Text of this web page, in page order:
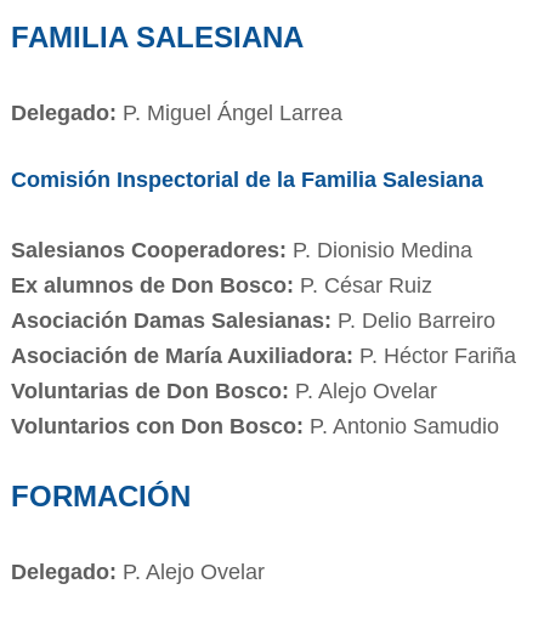
FAMILIA SALESIANA
Delegado: P. Miguel Ángel Larrea
Comisión Inspectorial de la Familia Salesiana
Salesianos Cooperadores: P. Dionisio Medina
Ex alumnos de Don Bosco: P. César Ruiz
Asociación Damas Salesianas: P. Delio Barreiro
Asociación de María Auxiliadora: P. Héctor Fariña
Voluntarias de Don Bosco: P. Alejo Ovelar
Voluntarios con Don Bosco: P. Antonio Samudio
FORMACIÓN
Delegado: P. Alejo Ovelar